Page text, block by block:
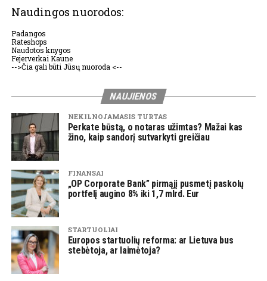
Naudingos nuorodos:
Padangos
Rateshops
Naudotos knygos
Fejerverkai Kaune
-->Čia gali būti Jūsų nuoroda <--
NAUJIENOS
NEKILNOJAMASIS TURTAS
Perkate būstą, o notaras užimtas? Mažai kas
žino, kaip sandorį sutvarkyti greičiau
FINANSAI
„OP Corporate Bank” pirmąjį pusmetį paskolų
portfelį augino 8% iki 1,7 mlrd. Eur
STARTUOLIAI
Europos startuolių reforma: ar Lietuva bus
stebėtoja, ar laimėtoja?